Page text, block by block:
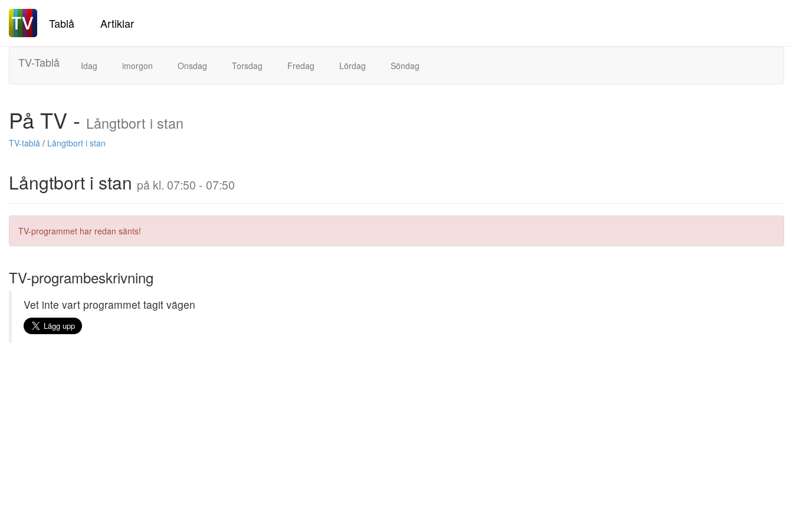
Tablå Artiklar
TV-Tablå Idag imorgon Onsdag Torsdag Fredag Lördag Söndag
På TV - Långtbort i stan
TV-tablå / Långtbort i stan
Långtbort i stan på kl. 07:50 - 07:50
TV-programmet har redan sänts!
TV-programbeskrivning
Vet inte vart programmet tagit vägen